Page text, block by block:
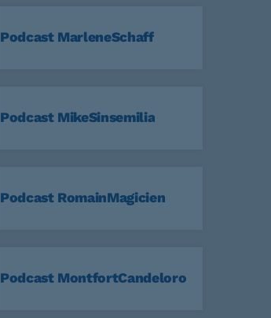
Podcast MarleneSchaff
Podcast MikeSinsemilia
Podcast RomainMagicien
Podcast MontfortCandeloro